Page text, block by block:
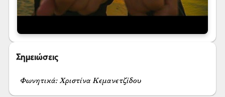
Σημειώσεις
Φωνητικά: Χριστίνα Κεμανετζίδου